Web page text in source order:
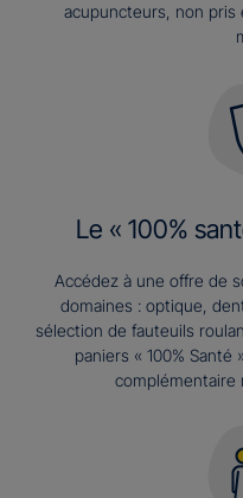
acupuncteurs, non pris
Le « 100%
Accédez à une offre de
domaines : optique,
sélection de fauteuils
paniers « 100% Santé
complémentaire